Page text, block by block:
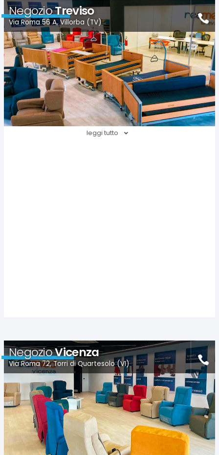
NegozioTreviso
Via Roma 56 A, Villorba (TV)
leggi tutto
NegozioVicenza
Via Roma 72, Torri di Quartesolo (VI)